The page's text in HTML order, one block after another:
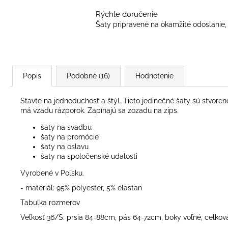
Rýchle doručenie
Šaty pripravené na okamžité
Popis Podobné (16) Hodnotenie
Stavte na jednoduchosť a štýl. Tieto jedinečné šaty sú
má vzadu rázporok. Zapínajú sa zozadu na zips.
šaty na svadbu
šaty na promócie
šaty na oslavu
šaty na spoločenské udalosti
Vyrobené v Poľsku.
- materiál: 95% polyester, 5% elastan
Tabuľka rozmerov
Veľkosť 36/S: prsia 84-88cm, pás 64-72cm, boky voľné,